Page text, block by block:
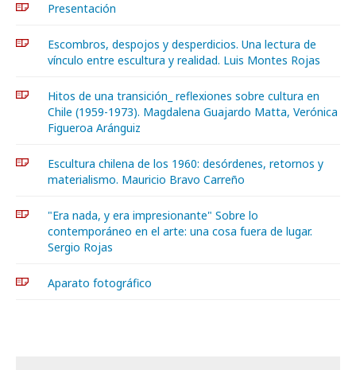
Presentación
Escombros, despojos y desperdicios. Una lectura de
vínculo entre escultura y realidad. Luis Montes Rojas
Hitos de una transición_ reflexiones sobre cultura en
Chile (1959-1973). Magdalena Guajardo Matta, Verónica
Figueroa Aránguiz
Escultura chilena de los 1960: desórdenes, retornos y
materialismo. Mauricio Bravo Carreño
"Era nada, y era impresionante" Sobre lo
contemporáneo en el arte: una cosa fuera de lugar.
Sergio Rojas
Aparato fotográfico